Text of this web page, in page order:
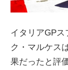
イタリアGP
ク・マルケス
果だったと評